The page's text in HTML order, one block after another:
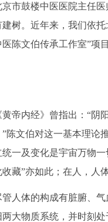
市鼓楼中医医院主任医
建树。近年来，我们依
医陈文伯传承工作室”项
帝内经》曾指出：“阴
”陈文伯对这一基本理论
统一及变化是宇宙万物
收藏”亦如此；在人，人
人体的构成有脏腑、气
两大物质系统，并时刻